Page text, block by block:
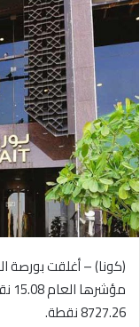
(كونا) – أغلقت بورصة
8727.26 نقطة.